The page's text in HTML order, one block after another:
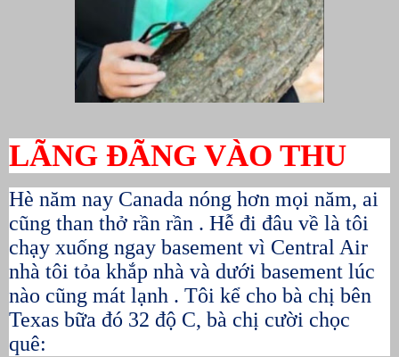
LÃNG ĐÃNG VÀO THU
Hè năm nay Canada nóng hơn mọi năm, ai
cũng than thở rần rần . Hễ đi đâu về là tôi
chạy xuống ngay basement vì Central Air
nhà tôi tỏa khắp nhà và dưới basement lúc
nào cũng mát lạnh . Tôi kể cho bà chị bên
Texas bữa đó 32 độ C, bà chị cười chọc
quê: